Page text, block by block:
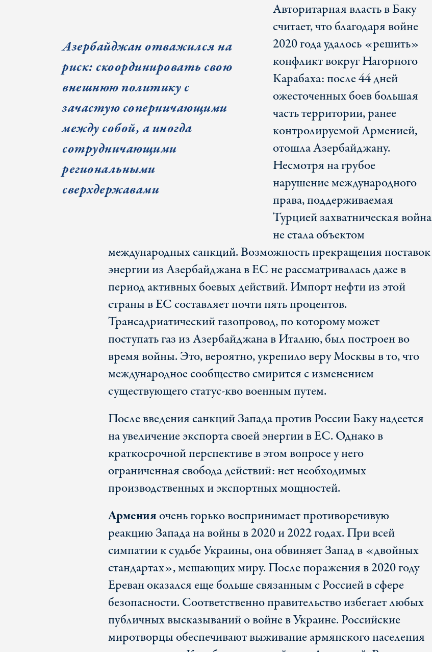
Азербайджан отважился на
риск: скоординировать свою
внешнюю политику с
зачастую соперничающими
между собой, а иногда
сотрудничающими
региональными
сверхдержавами
Авторитарная власть в Баку
считает, что благодаря войне
2020 года удалось «решить»
конфликт вокруг Нагорного
Карабаха: после 44 дней
ожесточенных боев большая
часть территории, ранее
контролируемой Арменией,
отошла Азербайджану.
Несмотря на грубое
нарушение международного
права, поддерживаемая
Турцией захватническая война
не стала объектом
международных санкций. Возможность прекращения поставок
энергии из Азербайджана в ЕС не рассматривалась даже в
период активных боевых действий. Импорт нефти из этой
страны в ЕС составляет почти пять процентов.
Трансадриатический газопровод, по которому может
поступать газ из Азербайджана в Италию, был построен во
время войны. Это, вероятно, укрепило веру Москвы в то, что
международное сообщество смирится с изменением
существующего статус-кво военным путем.
После введения санкций Запада против России Баку надеется
на увеличение экспорта своей энергии в ЕС. Однако в
краткосрочной перспективе в этом вопросе у него
ограниченная свобода действий: нет необходимых
производственных и экспортных мощностей.
Арменияочень горько воспринимает противоречивую
реакцию Запада на войны в 2020 и 2022 годах. При всей
симпатии к судьбе Украины, она обвиняет Запад в «двойных
стандартах», мешающих миру. После поражения в 2020 году
Ереван оказался еще больше связанным с Россией в сфере
безопасности. Соответственно правительство избегает любых
публичных высказываний о войне в Украине. Российские
миротворцы обеспечивают выживание армянского населения